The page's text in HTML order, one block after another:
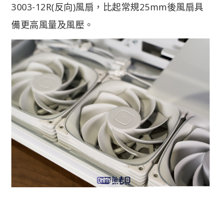
3003-12R(反向)風扇，比起常規25mm後風扇具
備更高風量及風壓。